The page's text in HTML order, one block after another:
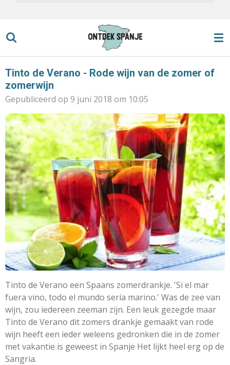
Tinto de Verano - Rode wijn van de zomer of
zomerwijn
Gepubliceerd op 9 juni 2018 om 10:05
Tinto de Verano een Spaans zomerdrankje. 'Si el mar
fuera vino, todo el mundo sería marino.' Was de zee van
wijn, zou iedereen zeeman zijn. Een leuk gezegde maar
Tinto de Verano dit zomers drankje gemaakt van rode
wijn heeft een ieder weleens gedronken die in de zomer
met vakantie is geweest in Spanje Het lijkt heel erg op de
Sangria.